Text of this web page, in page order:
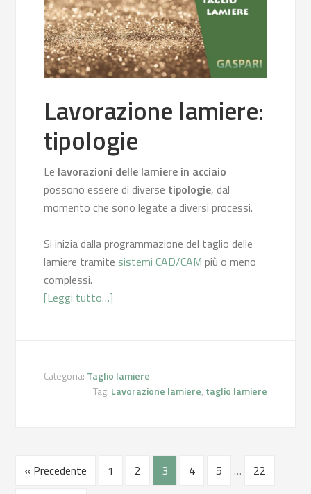
Lavorazione lamiere:
tipologie
Le lavorazioni delle lamiere in acciaio
possono essere di diverse tipologie, dal
momento che sono legate a diversi processi.
Si inizia dalla programmazione del taglio delle
lamiere tramite sistemi CAD/CAM più o meno
complessi.
[Leggi tutto…]
Categoria: Taglio lamiere
Tag: Lavorazione lamiere, taglio lamiere
« Precedente 1 2 3 4 5 …
22